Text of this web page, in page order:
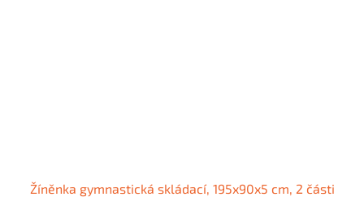
Žíněnka gymnastická skládací, 195x90x5 cm, 2 části